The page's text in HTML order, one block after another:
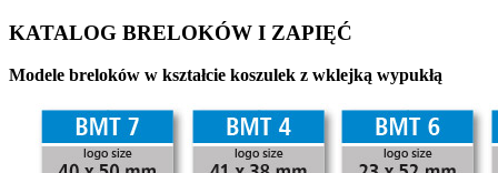
KATALOG BRELOKÓW I ZAPIĘĆ
Modele breloków w kształcie koszulek z wklejką wypukłą